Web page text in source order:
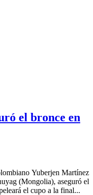
el bronce en
Yuberjen Martínez
(Mongolia), aseguró el
el cupo a la final...